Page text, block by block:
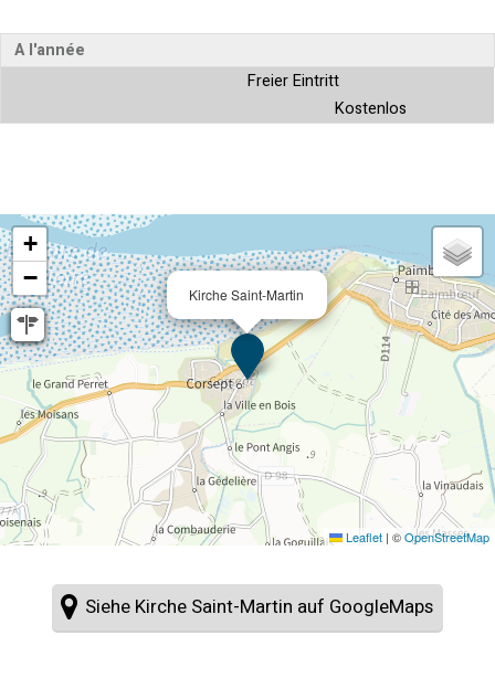
A l'année
Freier Eintritt
Kostenlos
Kirche Saint-Martin
+
−
Leaflet | ©OpenStreetMap
Siehe Kirche Saint-Martin auf GoogleMaps